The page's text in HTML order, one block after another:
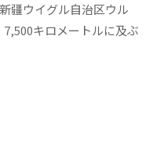
疆ウイグル自治区ウル
キロメートルに及ぶ